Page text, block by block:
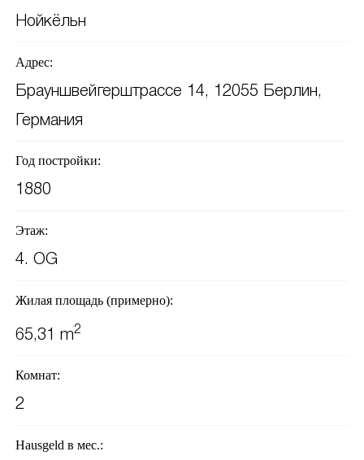
Нойкёльн
Адрес:
Брауншвейгерштрассе 14, 12055 Берлин,
Германия
Год постройки:
1880
Этаж:
4. OG
Жилая площадь (примерно):
65,31 m2
Комнат:
2
Hausgeld в мес.: